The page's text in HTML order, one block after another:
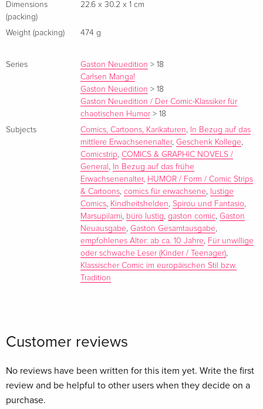
eignet sich diese Serie sehr gut dazu, heimlich unterm
Schreibtisch oder in der Mittagspause gelesen zu werden.
Und wer ein wirklich besonderes Geschenk für eine Kollegin
Das 360-Grad-Feedback für Gaston? Chaos in allen
Himmelsrichtungen!
About the author
André Franquin ist neben Hergé der wichtigste stilprägende
Comic-Zeichner Europas. Franquin wurde 1924 in Brüssel
geboren. Nachdem er zuvor die Académie St.-Luc besucht
hatte, begann er im Alter von 23 Jahren die Titelseite für das
belgische Magazin "Spirou" zu zeichnen. "Spirou und
Fantasio" war 1938 von Rob-Vel erdacht und seit 1944 von
Jijé betreut worden, doch erst Franquin, der als dritter
Zeichner der Serie 1946 mit der Kurzgeschichte "Der Panzer"
seinen Einstand gab, verlieh ihr einen eigenen Charakter.
Dies lag vor allem daran, dass Franquin um seine beiden
Marsupilami, das am 31. Januar 1952 erstmals in Erscheinung
der im Februar 1957 seinen ersten Auftritt in "Spirou" hatte.
Von 1955 bis 1959 zeichnete Franquin außerdem für das
Magazin "Tintin" die Serie "Mausi und Paul". Grund für diesen
Dimensions
(packing)
22.6 x 30.2 x 1 cm
Weight (packing) 474 g
Series Gaston Neuedition > 18
Carlsen Manga!
Gaston Neuedition > 18
Gaston Neuedition / Der Comic-Klassiker für
chaotischen Humor> 18
Subjects
Comics, Cartoons, Karikaturen, In Bezug auf das
mittlere Erwachsenenalter, Geschenk Kollege,
Comicstrip, COMICS & GRAPHIC NOVELS /
General , In Bezug auf das frühe
Erwachsenenalter, HUMOR / Form / Comic Strips
& Cartoons, comics für erwachsene, lustige
Comics, Kindheitshelden, Spirou und Fantasio,
Marsupilami, büro lustig, gaston comic, Gaston
Neuausgabe, Gaston Gesamtausgabe,
empfohlenes Alter: ab ca. 10 Jahre, Für unwillige
oder schwache Leser (Kinder / Teenager),
Klassischer Comic im europäischen Stil bzw.
Tradition
Customer reviews
No reviews have been written for this item yet. Write the first
review and be helpful to other users when they decide on a
purchase.